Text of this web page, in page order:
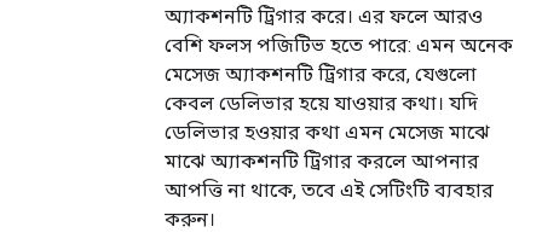
অ্যাকশনটি ট্রিগার করে। এর ফলে আরও
বেশি ফলস পজিটিভ হতে পারে: এমন অনেক
মেসেজ অ্যাকশনটি ট্রিগার করে, যেগুলো
কেবল ডেলিভার হয়ে যাওয়ার কথা। যদি
ডেলিভার হওয়ার কথা এমন মেসেজ মাঝে
মাঝে অ্যাকশনটি ট্রিগার করলে আপনার
আপত্তি না থাকে, তবে এই সেটিংটি ব্যবহার
করুন।